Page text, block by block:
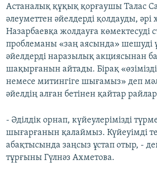
Астаналық құқық қорғаушы Талас
әлеуметтен әйелдерді қолдауды, әрі
Назарбаевқа жолдауға көмектесуді
проблеманы «заң аясында» шешуді
әйелдерді наразылық акциясынан
шақырғанын айтады. Бірақ
немесе митингіге шығамыз» деп
әйелдің алған бетінен қайтар
- Әділдік орнап, күйеулерімізді
шығарғанын қалаймыз. Күйеуімді
абақтысында заңсыз ұстап отыр, -
тұрғыны Гүлнәз Ахметова.